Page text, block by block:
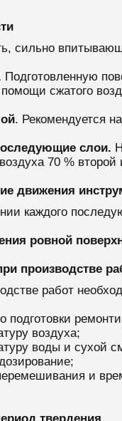
сильно
Подготовленную
сжатого
. Рекомендуется
слои.
70 %
движения
каждого
ровной
производстве
работ
подготовки
воздуха;
воды и сухой
и